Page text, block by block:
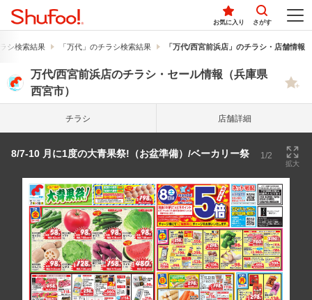
お気に入り さがす
シ検索結果 「万代」のチラシ検索結果 「万代/西宮前浜店」のチラシ・店舗情報
万代/西宮前浜店のチラシ・セール情報（兵庫県
西宮市）
チラシ 店舗詳細
8/7-10 月に1度の大青果祭!（お盆準備）/ベーカリー祭 1/2
拡大